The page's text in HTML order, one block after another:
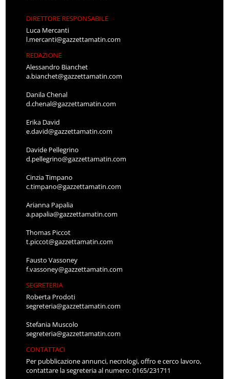
DIRETTORE RESPONSABILE
Luca Mercanti
l.mercanti@gazzettamatin.com
REDAZIONE
Alessandro Bianchet
a.bianchet@gazzettamatin.com
Danila Chenal
d.chenal@gazzettamatin.com
Erika David
e.david@gazzettamatin.com
Davide Pellegrino
d.pellegrino@gazzettamatin.com
Cinzia Timpano
c.timpano@gazzettamatin.com
Arianna Papalia
a.papalia@gazzettamatin.com
Thomas Piccot
t.piccot@gazzettamatin.com
Fausto Vassoney
f.vassoney@gazzettamatin.com
SEGRETERIA
Roberta Prodoti
segreteria@gazzettamatin.com
Stefania Muscolo
segreteria@gazzettamatin.com
CONTATTACI
Per pubblicazione annunci, necrologi, offro e cerco lavoro,
contattare la segreteria al numero: 0165/231711